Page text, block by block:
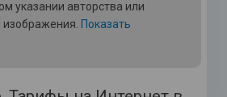
указании авторства или
Показать